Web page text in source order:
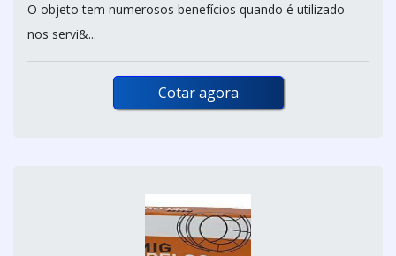
O objeto tem numerosos benefícios quando é utilizado
nos servi&...
Cotar agora